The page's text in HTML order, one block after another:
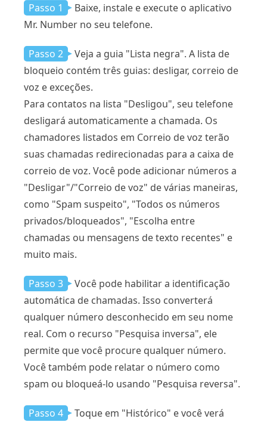
Passo 1
Baixe, instale e execute o aplicativo
Mr. Number no seu telefone.
Passo 2
Veja a guia "Lista negra". A lista de
bloqueio contém três guias: desligar, correio de
voz e exceções.
Para contatos na lista "Desligou", seu telefone
desligará automaticamente a chamada. Os
chamadores listados em Correio de voz terão
suas chamadas redirecionadas para a caixa de
correio de voz. Você pode adicionar números a
"Desligar"/"Correio de voz" de várias maneiras,
como "Spam suspeito", "Todos os números
privados/bloqueados", "Escolha entre
chamadas ou mensagens de texto recentes" e
muito mais.
Passo 3
Você pode habilitar a identificação
automática de chamadas. Isso converterá
qualquer número desconhecido em seu nome
real. Com o recurso "Pesquisa inversa", ele
permite que você procure qualquer número.
Você também pode relatar o número como
spam ou bloqueá-lo usando "Pesquisa reversa".
Passo 4
Toque em "Histórico" e você verá